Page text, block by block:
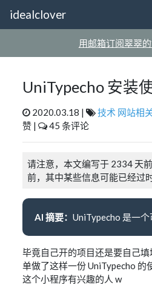
idealclover
用邮箱订阅翠翠的
UniTypecho 安装
2020.03.18 | 技术 网站相
赞 |
45 条评论
请注意，本文编写于 2334 天
前，其中某些信息可能已经过时
AI 摘要：
毕竟自己开的项目还是要自己
单做了这样一份 UniTypecho 的
这个小程序有兴趣的人 w